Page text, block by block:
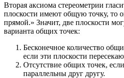
Вторая аксиома стереометрии
плоскости имеют общую точку, то
прямой.» Значит, две плоскости
варианта общих точек:
Бесконечное количество
если эти плоскости
Отсутствие общих точек,
параллельны друг другу.